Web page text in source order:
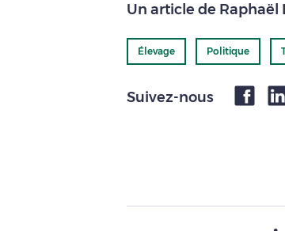
Un article de Raphaël
Élevage Politique
Suivez-nous